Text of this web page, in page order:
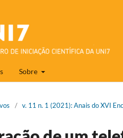
Sobre
/ v. 11 n. 1 (2021): Anais do XVI